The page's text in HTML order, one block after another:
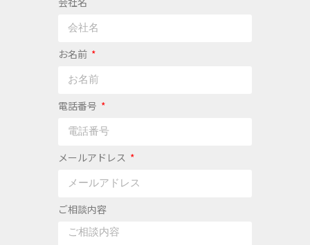
お名前
電話番号
メールアドレス
ご相談内容